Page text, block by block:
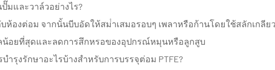
มและวาล์วอย่างไร?
ห้องต่อม จากนั้นบีบอัดให้สม่ําเสมอรอบๆ เพลาหรือก้านโดยใช้สลักเกลี
น้อยที่สุดและลดการสึกหรอของอุปกรณ์หมุนหรือลูกสูบ
ารุงรักษาอะไรบ้างสําหรับการบรรจุต่อม PTFE?